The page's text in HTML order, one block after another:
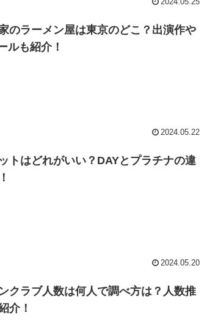
のラーメン屋は東京のどこ？出演作や
ルも紹介！
2024.05.22
トはどれがいい？DAYとプラチナの違
2024.05.20
クラブ人数は何人で調べ方は？人数推
介！